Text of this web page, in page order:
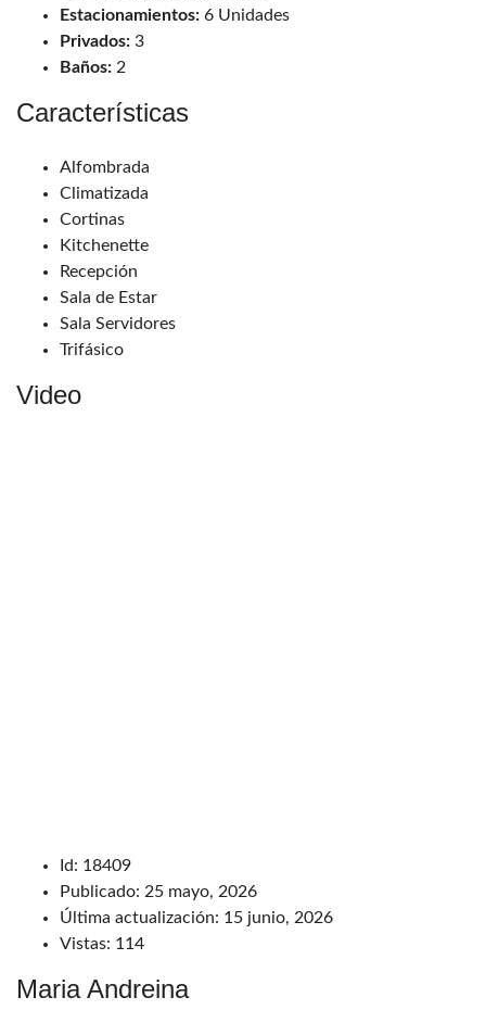
Estacionamientos: 6 Unidades
Privados: 3
Baños: 2
Características
Alfombrada
Climatizada
Cortinas
Kitchenette
Recepción
Sala de Estar
Sala Servidores
Trifásico
Video
Id: 18409
Publicado: 25 mayo, 2026
Última actualización: 15 junio, 2026
Vistas: 114
Maria Andreina